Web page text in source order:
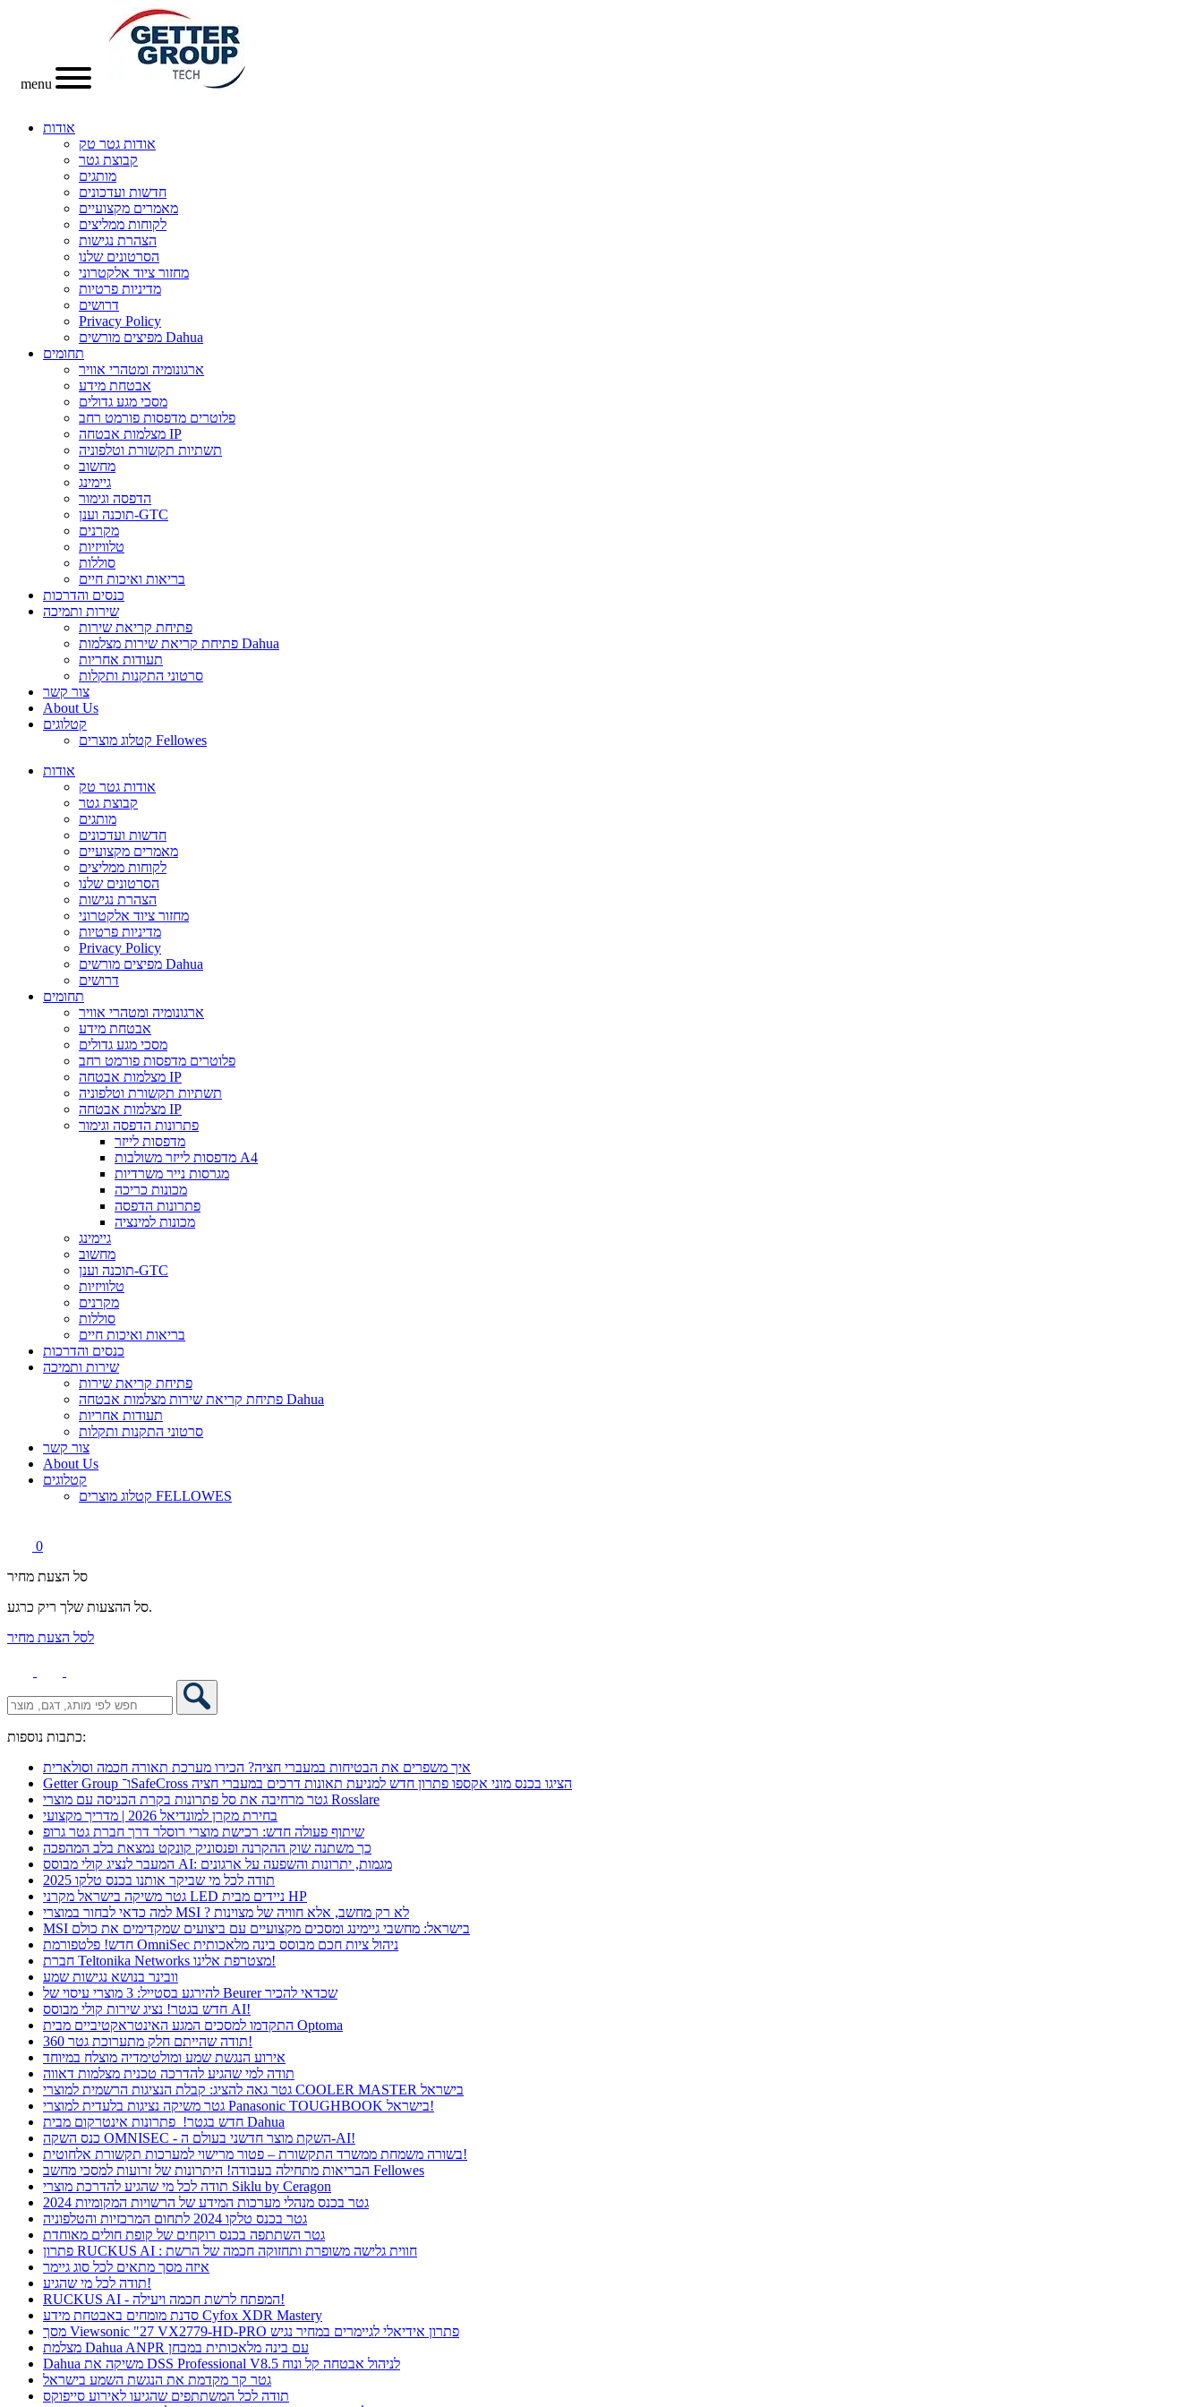
menu
אודות
אודות גטר טק
קבוצת גטר
מותגים
חדשות ועדכונים
מאמרים מקצועיים
לקוחות ממליצים
הצהרת נגישות
הסרטונים שלנו
מחזור ציוד אלקטרוני
מדיניות פרטיות
דרושים
Privacy Policy
מפיצים מורשים Dahua
תחומים
ארגונומיה ומטהרי אוויר
אבטחת מידע
מסכי מגע גדולים
פלוטרים מדפסות פורמט רחב
מצלמות אבטחה IP
תשתיות תקשורת וטלפוניה
מחשוב
גיימינג
הדפסה וגימור
תוכנה וענן-GTC
מקרנים
טלוויזיות
סוללות
בריאות ואיכות חיים
כנסים והדרכות
שירות ותמיכה
פתיחת קריאת שירות
פתיחת קריאת שירות מצלמות Dahua
תעודות אחריות
סרטוני התקנות ותקלות
צור קשר
About Us
קטלוגים
קטלוג מוצרים Fellowes
אודות
אודות גטר טק
קבוצת גטר
מותגים
חדשות ועדכונים
מאמרים מקצועיים
לקוחות ממליצים
הסרטונים שלנו
הצהרת נגישות
מחזור ציוד אלקטרוני
מדיניות פרטיות
Privacy Policy
מפיצים מורשים Dahua
דרושים
תחומים
ארגונומיה ומטהרי אוויר
אבטחת מידע
מסכי מגע גדולים
פלוטרים מדפסות פורמט רחב
מצלמות אבטחה IP
תשתיות תקשורת וטלפוניה
מצלמות אבטחה IP
פתרונות הדפסה וגימור
מדפסות לייזר
מדפסות לייזר משולבות A4
מגרסות נייר משרדיות
מכונות כריכה
פתרונות הדפסה
מכונות למינציה
גיימינג
מחשוב
תוכנה וענן-GTC
טלוויזיות
מקרנים
סוללות
בריאות ואיכות חיים
כנסים והדרכות
שירות ותמיכה
פתיחת קריאת שירות
פתיחת קריאת שירות מצלמות אבטחה Dahua
תעודות אחריות
סרטוני התקנות ותקלות
צור קשר
About Us
קטלוגים
קטלוג מוצרים FELLOWES
0
סל הצעת מחיר
סל ההצעות שלך ריק כרגע.
לסל הצעת מחיר
כתבות נוספות:
איך משפרים את הבטיחות במעברי חציה? הכירו מערכת תאורה חכמה וסולארית
Getter Group ו־SafeCross הציגו בכנס מוני אקספו פתרון חדש למניעת תאונות דרכים במעברי חציה
גטר מרחיבה את סל פתרונות בקרת הכניסה עם מוצרי Rosslare
בחירת מקרן למונדיאל 2026 | מדריך מקצועי
שיתוף פעולה חדש: רכישת מוצרי רוסלר דרך חברת גטר גרופ
כך משתנה שוק ההקרנה ופנסוניק קונקט נמצאת בלב המהפכה
המעבר לנציג קולי מבוסס AI: מגמות, יתרונות והשפעה על ארגונים
תודה לכל מי שביקר אותנו בכנס טלקו 2025
גטר משיקה בישראל מקרני LED ניידים מבית HP
למה כדאי לבחור במוצרי MSI ? לא רק מחשב, אלא חוויה של מצוינות
MSI בישראל: מחשבי גיימינג ומסכים מקצועיים עם ביצועים שמקדימים את כולם
חדש! פלטפורמת OmniSec ניהול ציות חכם מבוסס בינה מלאכותית
חברת Teltonika Networks מצטרפת אלינו!
וובינר בנושא נגישות שמע
להירגע בסטייל: 3 מוצרי עיסוי של Beurer שכדאי להכיר
חדש בגטר! נציג שירות קולי מבוסס AI!
התקדמו למסכים המגע האינטראקטיביים מבית Optoma
תודה שהייתם חלק מתערוכת גטר 360!
אירוע הנגשת שמע ומולטימדיה מוצלח במיוחד
תודה למי שהגיע להדרכה טכנית מצלמות דאווה
גטר גאה להציג: קבלת הנציגות הרשמית למוצרי COOLER MASTER בישראל
גטר משיקה נציגות בלעדית למוצרי Panasonic TOUGHBOOK בישראל!
חדש בגטר! פתרונות אינטרקום מבית Dahua
כנס השקה OMNISEC - השקת מוצר חדשני בעולם ה-AI!
בשורה משמחת ממשרד התקשורת – פטור מרישוי למערכות תקשורת אלחוטית!
הבריאות מתחילה בעבודה! היתרונות של זרועות למסכי מחשב Fellowes
תודה לכל מי שהגיע להדרכת מוצרי Siklu by Ceragon
גטר בכנס מנהלי מערכות המידע של הרשויות המקומיות 2024
גטר בכנס טלקו 2024 לתחום המרכזיות והטלפוניה
גטר השתתפה בכנס רוקחים של קופת חולים מאוחדת
פתרון RUCKUS AI : חווית גלישה משופרת ותחזוקה חכמה של הרשת
איזה מסך מתאים לכל סוג גיימר
תודה לכל מי שהגיע!
RUCKUS AI - המפתח לרשת חכמה ויעילה!
סדנת מומחים באבטחת מידע Cyfox XDR Mastery
מסך Viewsonic "27 VX2779-HD-PRO פתרון אידיאלי לגיימרים במחיר נגיש
מצלמת Dahua ANPR עם בינה מלאכותית במבחן
Dahua משיקה את DSS Professional V8.5 לניהול אבטחה קל ונוח
גטר קר מקדמת את הנגשת השמע בישראל
תודה לכל המשתתפים שהגיעו לאירוע סייפוקס